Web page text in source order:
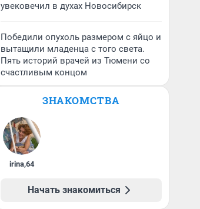
увековечил в духах Новосибирск
Победили опухоль размером с яйцо и
вытащили младенца с того света.
Пять историй врачей из Тюмени со
счастливым концом
ЗНАКОМСТВА
irina,64
Начать знакомиться